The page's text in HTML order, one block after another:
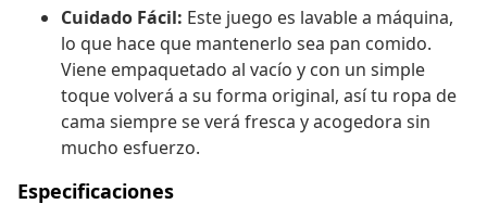
Cuidado Fácil: Este juego es lavable a máquina,
lo que hace que mantenerlo sea pan comido.
Viene empaquetado al vacío y con un simple
toque volverá a su forma original, así tu ropa de
cama siempre se verá fresca y acogedora sin
mucho esfuerzo.
Especificaciones